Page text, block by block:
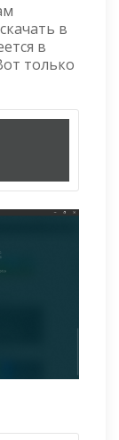
в
в
только